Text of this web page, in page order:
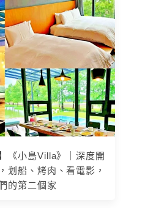
《小島Villa》｜深度開
划船、烤肉、看電影，
的第二個家